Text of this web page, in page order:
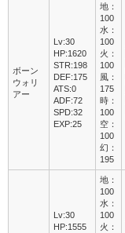
ボーン
ウォリ
アー
Lv:30
HP:1620
STR:198
DEF:175
ATS:0
ADF:72
SPD:32
EXP:25
地：
100
水：
100
火：
100
風：
175
時：
100
空：
100
幻：
195
Lv:30
HP:1555
地：
100
水：
100
火：